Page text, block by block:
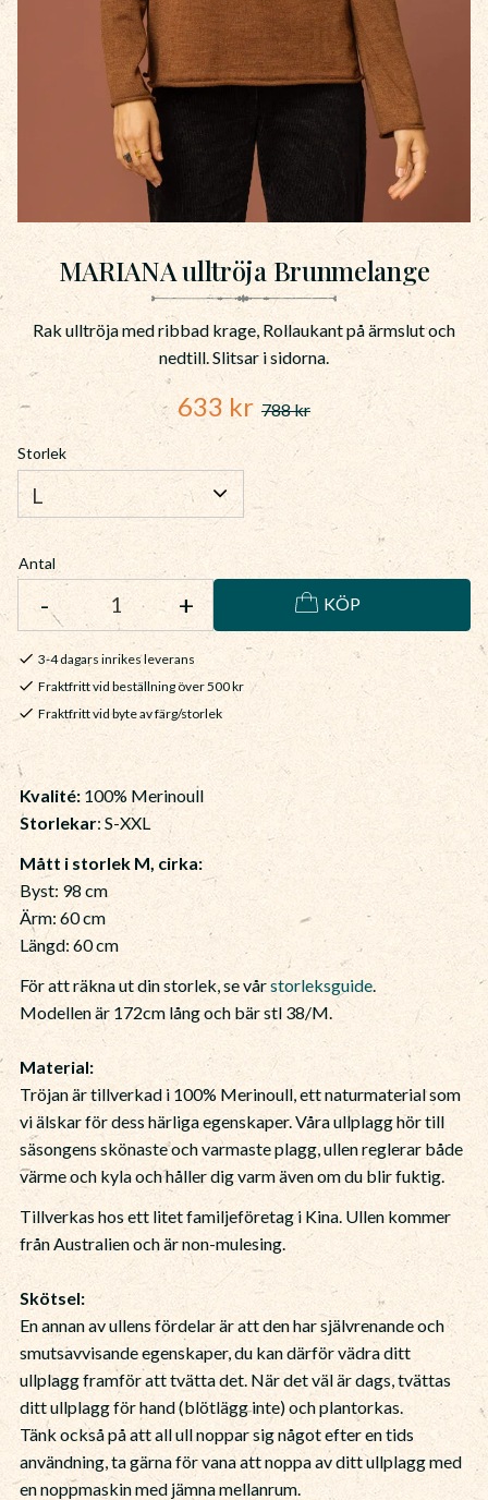
MARIANA ulltröja Brunmelange
Rak ulltröja med ribbad krage, Rollaukant på ärmslut och
nedtill. Slitsar i sidorna.
Nedsatt pris:
633 kr Ordinarie pris:
788kr
Storlek
Antal
+
- KÖP
3-4 dagars inrikes leverans
Fraktfritt vid beställning över 500 kr
Fraktfritt vid byte av färg/storlek
Kvalité: 100% Merinoull
Storlekar: S-XXL
Mått i storlek M, cirka:
Byst: 98 cm
Ärm: 60 cm
Längd: 60 cm
För att räkna ut din storlek, se vårstorleksguide.
Modellen är 172cm lång och bär stl 38/M.
Material:
Tröjan är tillverkad i 100% Merinoull, ett naturmaterial som
vi älskar för dess härliga egenskaper. Våra ullplagg hör till
säsongens skönaste och varmaste plagg, ullen reglerar både
värme och kyla och håller dig varm även om du blir fuktig.
Tillverkas hos ett litet familjeföretag i Kina. Ullen kommer
från Australien och är non-mulesing.
Skötsel:
En annan av ullens fördelar är att den har självrenande och
smutsavvisande egenskaper, du kan därför vädra ditt
ullplagg framför att tvätta det. När det väl är dags, tvättas
ditt ullplagg för hand (blötlägg inte) och plantorkas.
Tänk också på att all ull noppar sig något efter en tids
användning, ta gärna för vana att noppa av ditt ullplagg med
en noppmaskin med jämna mellanrum.